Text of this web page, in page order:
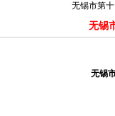
无锡市第
无锡
无锡